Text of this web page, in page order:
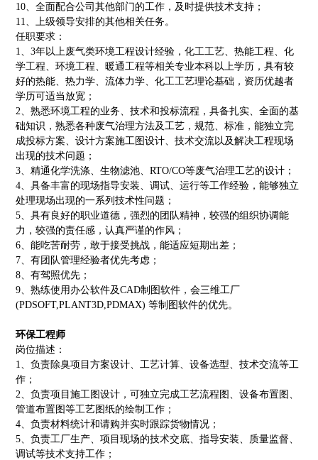
10、 全面配合公司其他部门的工作，及时提供技术支持；
11
上级领导安排的其他相关任务。
任职要求：
1
3年以上废气类环境工程设计经验，化工工艺、热能工程、化
学工程、环境工程、暖通工程等相关专业本科以上学历，具有较
好的热能、热力学、流体力学、化工工艺理论基础，资历优越者
学历可适当放宽；
2
熟悉环境工程的业务、技术和投标流程，具备扎实、全面的基
础知识，熟悉各种废气治理方法及工艺，规范、标准，能独立完
成投标方案、设计方案施工图设计、技术交流以及解决工程现场
出现的技术问题；
3、 精通化学洗涤、生物滤池、 RTO/CO等废气治理工艺的设计；
4、 具备丰富的现场指导安装、调试、运行等工作经验，能够独立
处理现场出现的一系列技术性问题；
5、 具有良好的职业道德，强烈的团队精神，较强的组织协调能
力，较强的责任感，认真严谨的作风；
6、 能吃苦耐劳，敢于接受挑战，能适应短期出差；
7、 有团队管理经验者优先考虑；
8、 有驾照优先；
9、 熟练使用办公软件及CAD制图软件，会三维工厂
(PDSOFT,PLANT3D,PDMAX) 等制图软件的优先。
环保工程师
岗位描述：
1
负责除臭项目方案设计、工艺计算、设备选型、技术交流等工
作；
2
负责项目施工图设计，可独立完成工艺流程图、设备布置图、
管道布置图等工艺图纸的绘制工作；
4、 负责材料统计和请购并实时跟踪货物情况；
5、 负责工厂生产、项目现场的技术交底、指导安装、质量监督、
调试等技术支持工作；